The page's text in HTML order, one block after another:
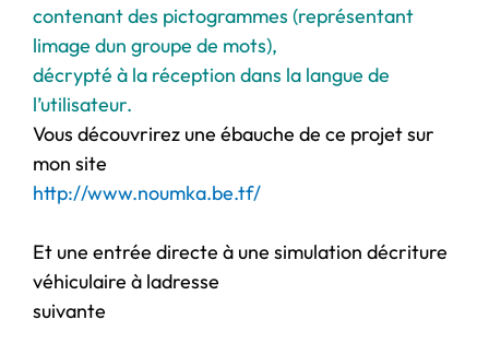
contenant des pictogrammes (représentant
limage dun groupe de mots),
décrypté à la réception dans la langue de
l’utilisateur.
Vous découvrirez une ébauche de ce projet sur
mon site
http://www.noumka.be.tf/
Et une entrée directe à une simulation décriture
véhiculaire à ladresse
suivante